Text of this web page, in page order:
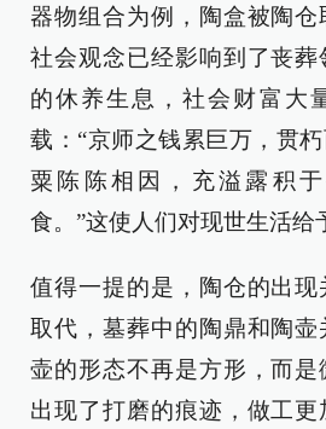
器物组合为例，陶盒被陶
社会观念已经影响到了丧
的休养生息，社会财富大
载：“京师之钱累巨万，贯
粟陈陈相因，充溢露积
食。”这使人们对现世生活给
值得一提的是，陶仓的出
取代，墓葬中的陶鼎和陶
壶的形态不再是方形，而
出现了打磨的痕迹，做工